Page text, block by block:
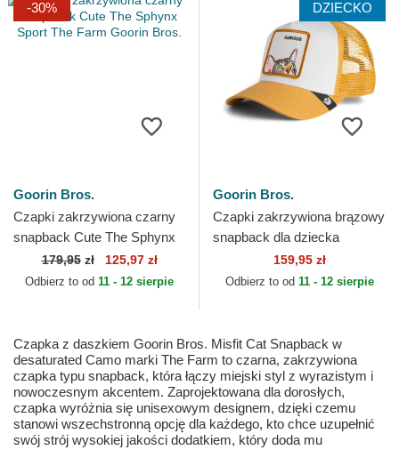
-30%
Goorin Bros.
Czapki zakrzywiona czarny
snapback Cute The Sphynx
Sport The Farm Goorin Bros.
179,95zł 125,97 zł
Odbierz to od 11 - 12 sierpie
DZIECKO
Goorin Bros.
Czapki zakrzywiona brązowy
snapback dla dziecka
Curious Cat Mini The Farm
Goorin Bros.
159,95 zł
Odbierz to od 11 - 12 sierpie
Czapka z daszkiem Goorin Bros. Misfit Cat Snapback w
desaturated Camo marki The Farm to czarna, zakrzywiona
czapka typu snapback, która łączy miejski styl z wyrazistym i
nowoczesnym akcentem. Zaprojektowana dla dorosłych,
czapka wyróżnia się unisexowym designem, dzięki czemu
stanowi wszechstronną opcję dla każdego, kto chce uzupełnić
swój strój wysokiej jakości dodatkiem, który doda mu